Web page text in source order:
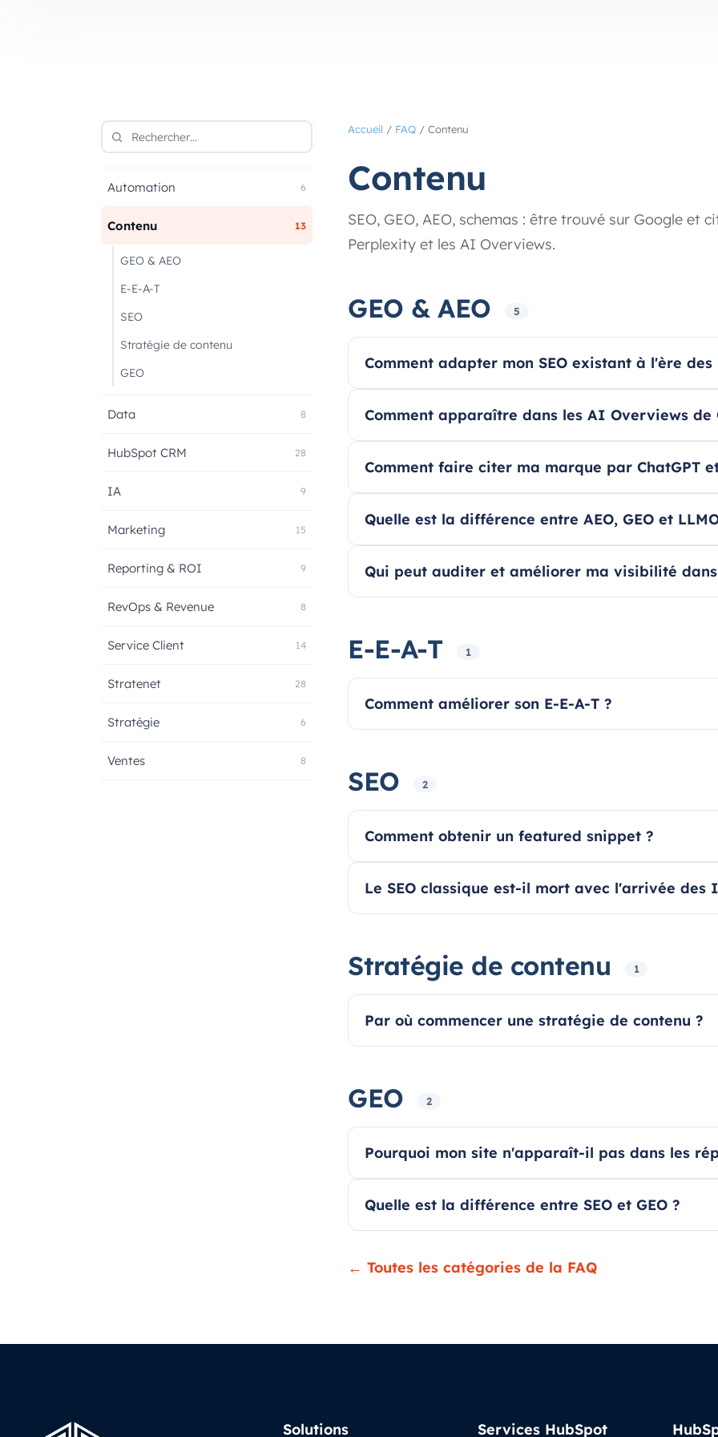
Automation 6
Contenu 13
GEO & AEO
E-E-A-T
SEO
Stratégie de contenu
GEO
Data 8
HubSpot CRM 28
IA 9
Marketing 15
Reporting & ROI 9
RevOps & Revenue 8
Service Client 14
Stratenet 28
Stratégie 6
Ventes 8
Accueil / FAQ / Contenu
Contenu
SEO, GEO, AEO, schemas : être trouvé sur Google et
Perplexity et les AI Overviews.
GEO & AEO 5
Comment adapter mon SEO existant à l'ère des
Comment apparaître dans les AI Overviews de
Comment faire citer ma marque par ChatGPT
Quelle est la différence entre AEO, GEO et
Qui peut auditer et améliorer ma visibilité
E-E-A-T 1
Comment améliorer son E-E-A-T ?
SEO 2
Comment obtenir un featured snippet ?
Le SEO classique est-il mort avec l'arrivée des
Stratégie de contenu 1
Par où commencer une stratégie de contenu ?
GEO 2
Pourquoi mon site n'apparaît-il pas dans les
Quelle est la différence entre SEO et GEO ?
← Toutes les catégories de la FAQ
Solutions Services HubSpot